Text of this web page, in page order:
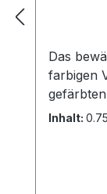
Das
farbigen
Inhalt: